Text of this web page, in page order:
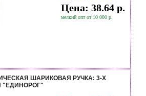
Цена: 38.64 р.
мелкий опт от 10 000 р.
ШАРИКОВАЯ РУЧКА: 3-Х
"ЕДИНОРОГ"